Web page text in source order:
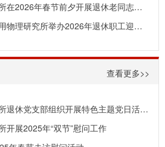
上海市科学学研究所在2026年春节前夕开展退休老同志慰问工作
中国科学院上海应用物理研究所举办2026年退休职工迎新春团拜活动
查看更多>>
上海市科学学研究所退休党支部组织开展特色主题党日活动——学习文艺党课《晨钟》
开展2025年“双节”慰问工作